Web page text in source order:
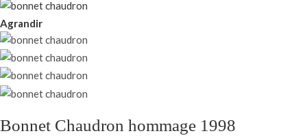
Agrandir
Bonnet Chaudron hommage 1998